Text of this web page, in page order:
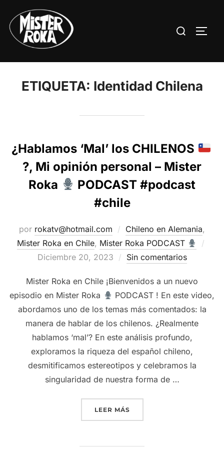
contenido
Buscar:
ETIQUETA: Identidad Chilena
¿Hablamos ‘Mal’ los CHILENOS
?, Mi opinión personal – Mister
Roka
PODCAST #podcast
#chile
por rokatv@hotmail.com Chileno en Alemania,
Mister Roka en Chile, Mister Roka PODCAST
Diciembre 20, 2023 Sin comentarios
Mister Roka en Chile ¡Bienvenidos a un nuevo
episodio en Mister Roka
PODCAST ! En este video,
abordamos uno de los temas más comentados: la
manera de hablar de los chilenos. ¿Realmente
hablamos ‘mal’? En este análisis profundo,
exploramos la riqueza del español chileno,
desmitificamos estereotipos y celebramos la
singularidad de nuestra forma de …
LEER MÁS“¿HABLAMOS ‘MAL’ LOS